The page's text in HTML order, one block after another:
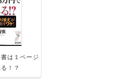
は１ページ
！？